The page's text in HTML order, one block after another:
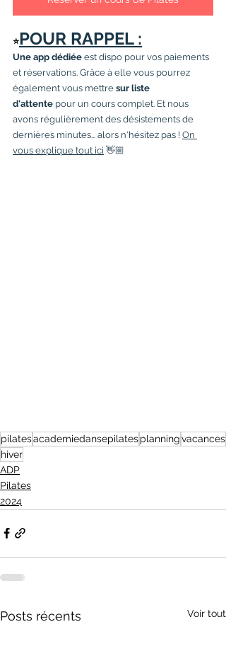
⭐️POUR RAPPEL :
Une app dédiée est dispo pour vos paiements
et réservations. Grâce à elle vous pourrez
également vous mettre sur liste
d'attente pour un cours complet. Et nous
avons régulièrement des désistements de
dernières minutes... alors n'hésitez pas ! On
vous explique tout ici 👋🏼
pilatesacademiedansepilatesplanningvacances
hiver
ADP
Pilates
2024
Posts récents Voir tout